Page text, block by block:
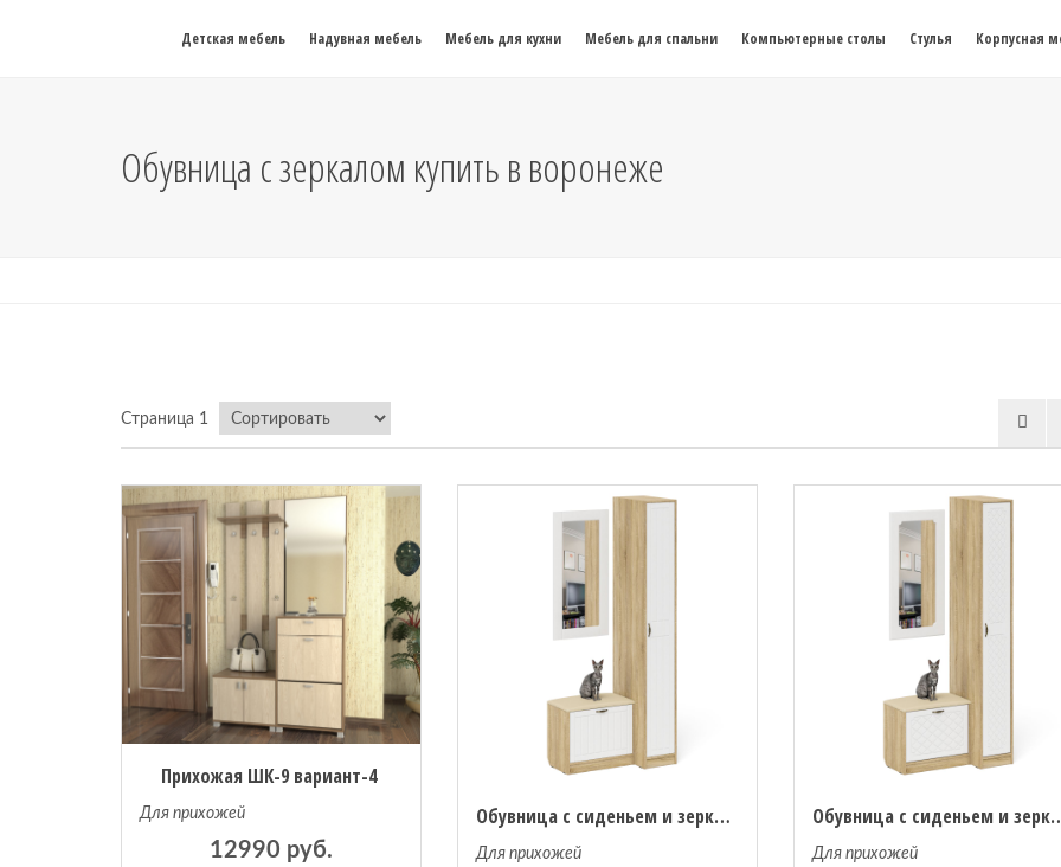
Детская мебель Надувная мебель Мебель для кухни Мебель для спальни Компьютерные столы Стулья Корпусная
Обувница с зеркалом купить в воронеже
Страница 1
Прихожая ШК-9 вариант-4
Для прихожей
12990 руб.
Обувница с сиденьем и зеркалом и пенал П-6-500 фрезеровка прованс
Для прихожей
Обувница с сиденьем и
Для прихожей